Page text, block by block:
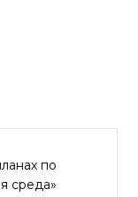
по
среда»